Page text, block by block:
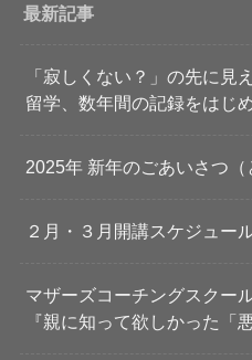
最新記事
「寂しくない？」の先に見
留学、数年間の記録をはじ
2025年 新年のごあいさつ（
２月・３月開講スケジュー
マザーズコーチングスクー
『親に知って欲しかった「